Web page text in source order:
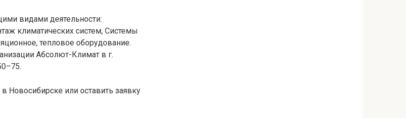
видами деятельности:
климатических систем, Системы
тепловое оборудование.
Абсолют-Климат в г.
Новосибирске или оставить заявку